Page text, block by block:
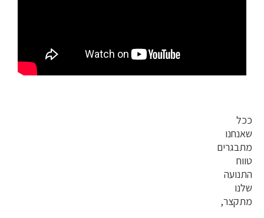
ככל
שאנחנו
מתבגרים
טווח
התנועה
שלנו
מתקצר,